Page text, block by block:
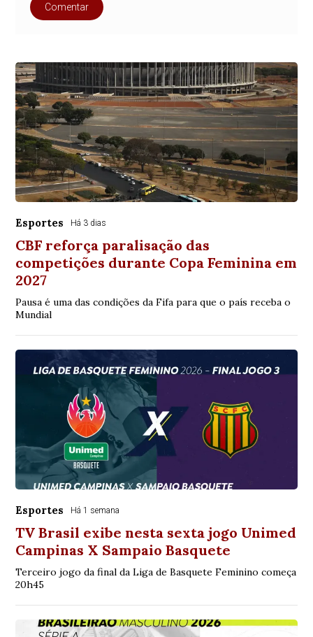
Comentar
Esportes Há 3 dias
CBF reforça paralisação das
competições durante Copa Feminina em
2027
Pausa é uma das condições da Fifa para que o país receba o
Mundial
Esportes Há 1 semana
TV Brasil exibe nesta sexta jogo Unimed
Campinas X Sampaio Basquete
Terceiro jogo da final da Liga de Basquete Feminino começa
20h45